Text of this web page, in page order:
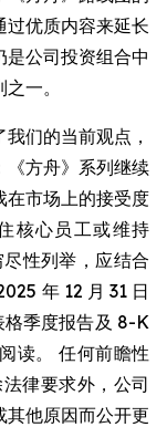
过优质内容来延长
是公司投资组合中
一。
们的当前观点，
《方舟》系列继续
在市场上的接受度
核心员工或维持
性列举，应结合
年 12 月 31 日
季度报告及 8-K
读。 任何前瞻性
律要求外，公司
其他原因而公开更